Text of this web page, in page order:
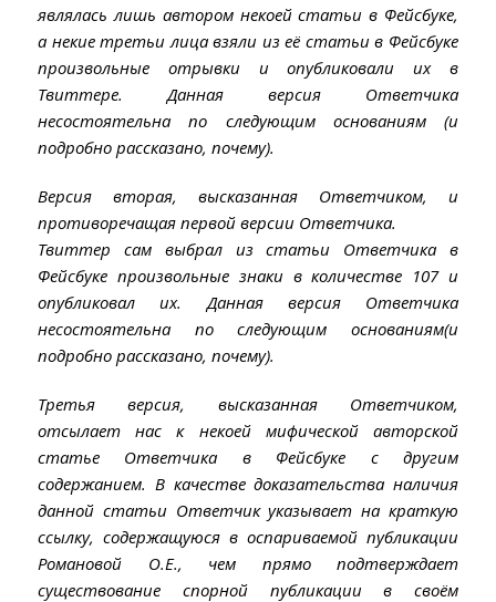
являлась лишь автором некоей статьи в Фейсбуке,
а некие третьи лица взяли из её статьи в Фейсбуке
произвольные отрывки и опубликовали их в
Твиттере. Данная версия Ответчика
несостоятельна по следующим основаниям (и
подробно рассказано, почему).
Версия вторая, высказанная Ответчиком, и
противоречащая первой версии Ответчика.
Твиттер сам выбрал из статьи Ответчика в
Фейсбуке произвольные знаки в количестве 107 и
опубликовал их. Данная версия Ответчика
несостоятельна по следующим основаниям(и
подробно рассказано, почему).
Третья версия, высказанная Ответчиком,
отсылает нас к некоей мифической авторской
статье Ответчика в Фейсбуке с другим
содержанием. В качестве доказательства наличия
данной статьи Ответчик указывает на краткую
ссылку, содержащуюся в оспариваемой публикации
Романовой О.Е., чем прямо подтверждает
существование спорной публикации в своём